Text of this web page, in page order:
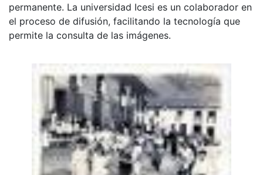
permanente. La universidad Icesi es un colaborador en
el proceso de difusión, facilitando la tecnología que
permite la consulta de las imágenes.